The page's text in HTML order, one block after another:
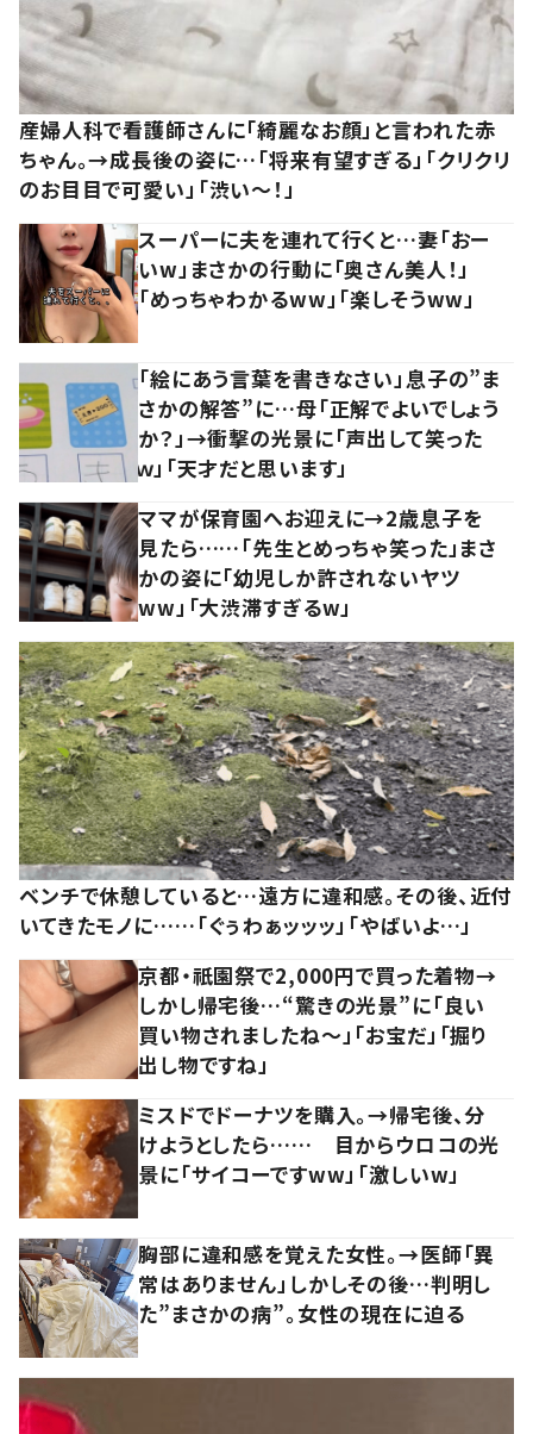
産婦人科で看護師さんに「綺麗なお顔」と言われた赤
ちゃん。→成長後の姿に…「将来有望すぎる」「クリクリ
のお目目で可愛い」「渋い～！」
スーパーに夫を連れて行くと…妻「おー
いw」まさかの行動に「奥さん美人！」
「めっちゃわかるww」「楽しそうww」
「絵にあう言葉を書きなさい」息子の”ま
さかの解答”に…母「正解でよいでしょう
か？」→衝撃の光景に「声出して笑った
ｗ」「天才だと思います」
ママが保育園へお迎えに→2歳息子を
見たら……「先生とめっちゃ笑った」まさ
かの姿に「幼児しか許されないヤツ
ww」「大渋滞すぎるw」
ベンチで休憩していると…遠方に違和感。その後、近付
いてきたモノに……「ぐぅわぁッッッ」「やばいよ…」
京都・祇園祭で2,000円で買った着物→
しかし帰宅後…“驚きの光景”に「良い
買い物されましたね～」「お宝だ」「掘り
出し物ですね」
ミスドでドーナツを購入。→帰宅後、分
けようとしたら…… 目からウロコの光
景に「サイコーですww」「激しいw」
胸部に違和感を覚えた女性。→医師「異
常はありません」しかしその後…判明し
た”まさかの病”。女性の現在に迫る